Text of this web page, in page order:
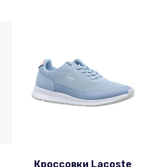
Кроссовки Lacoste